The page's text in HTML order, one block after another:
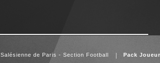
Salésienne de Paris - Section Football Pack